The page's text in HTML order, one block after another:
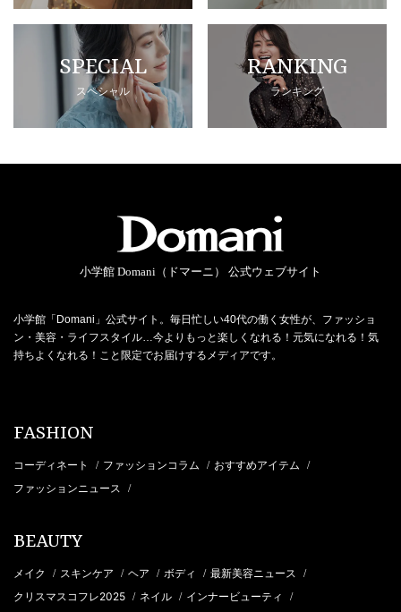
SPECIAL
スペシャル
RANKING
ランキング
小学館 Domani（ドマーニ） 公式ウェブサイト
小学館「Domani」公式サイト。毎日忙しい40代の働く女性が、ファッショ
ン・美容・ライフスタイル…今よりもっと楽しくなれる！元気になれる！気
持ちよくなれる！こと限定でお届けするメディアです。
FASHION
コーディネート / ファッションコラム / おすすめアイテム /
ファッションニュース /
BEAUTY
メイク / スキンケア / ヘア / ボディ / 最新美容ニュース /
クリスマスコフレ2025 / ネイル / インナービューティ /